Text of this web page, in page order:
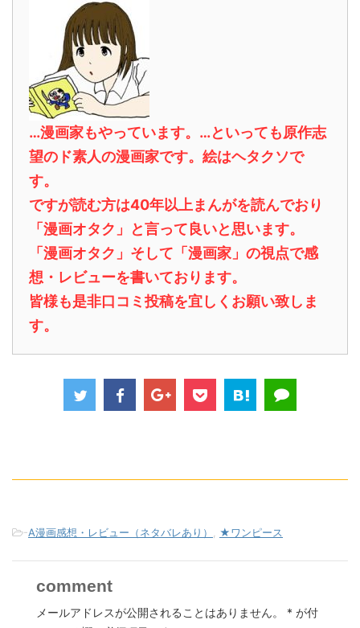
…漫画家もやっています。…といっても原作志
望のド素人の漫画家です。絵はヘタクソで
す。
ですが読む方は40年以上まんがを読んでおり
「漫画オタク」と言って良いと思います。
「漫画オタク」そして「漫画家」の視点で感
想・レビューを書いております。
皆様も是非口コミ投稿を宜しくお願い致しま
す。
-A漫画感想・レビュー（ネタバレあり） ★ワンピース
comment
メールアドレスが公開されることはありません。 * が付